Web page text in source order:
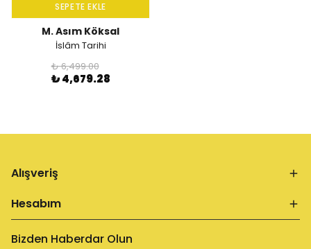
SEPETE EKLE
M. Asım Köksal
İslâm Tarihi
₺ 6,499.00
₺ 4,679.28
Alışveriş
Hesabım
Bizden Haberdar Olun